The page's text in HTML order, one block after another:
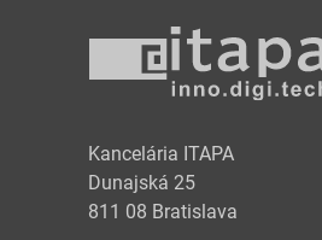
Kancelária ITAPA
Dunajská 25
811 08 Bratislava